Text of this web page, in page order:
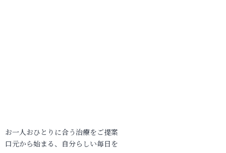
お一人おひとりに合う治療をご提案
口元から始まる、自分らしい毎日を